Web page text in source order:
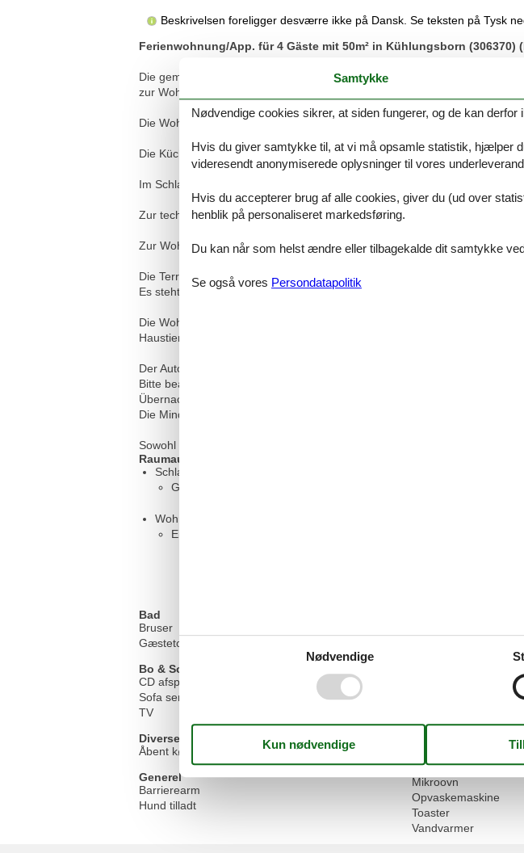
Beskrivelsen foreligger desværre ikke på Dansk. Se teksten på Tysk
Ferienwohnung/App. für 4 Gäste mit 50m² in Kühlungsborn (306370)
Die gemütliche 2-Zimmer-Fewo befindet sich im Erdgeschoss der
zur Wohnung geht über die Terrasse.
Die Wohnung ist auf ca. 50 m² eingerichtet mit einem Wohnzimmer mit
Die Küchenzeile mit Geschirrspüler und Mikrowelle ist im Wohnbereich
Im Schlafzimmer finden Sie ein Doppelbett.
Zur technischen Ausstattung gehören Farb-TV und Hifi-Anlage.
Zur Wohnung gehört natürlich auch ein Bad/WC mit Dusche.
Die Terrasse lädt Sie zum Verweilen ein.
Es steht Ihnen ein kostenfreier W-LAN Zugang zur Verfügung.
Die Wohnung ist für nur für Nichtraucher buchbar.
Haustiere dürfen mitgebracht werden.
Der Auto-Stellplatz Nr. 15 befindet sich auf dem Grundstück.
Bitte beachten Sie, dass es in der Hauptsaison erforderlich ist lückenlos
Übernachtungen frei zu lassen.
Die Mindestaufenthaltsdauer über den Jahreswechsel liegt bei 4
Sowohl die Verbrauchskosten als auch der Pkw-Stellplatz sind bereits im
Raumaufteilung
Schlafzimmer
Großes Doppelbett - Size: 181-210 cm
Wohn-/Schlafzimmer
Einzelcouch - variable size
Bad
Bruser
Gæstetoilet
Bo & Sove
CD afspiller
Sofa seng
TV
Diverse
Åbent køkken
Generel
Barrierearm
Hund tilladt
Køleskab
Mikroovn
Opvaskemaskine
Toaster
Vandvarmer
Samtykke
Nødvendige cookies sikrer, at siden fungerer, og de kan
Hvis du giver samtykke til, at vi må opsamle statistik, hjælper
videresendt anonymiserede oplysninger til vores
Hvis du accepterer brug af alle cookies, giver du (ud over
henblik på personaliseret markedsføring.
Du kan når som helst ændre eller tilbagekalde dit samtykke
Se også vores Persondatapolitik
Nødvendige